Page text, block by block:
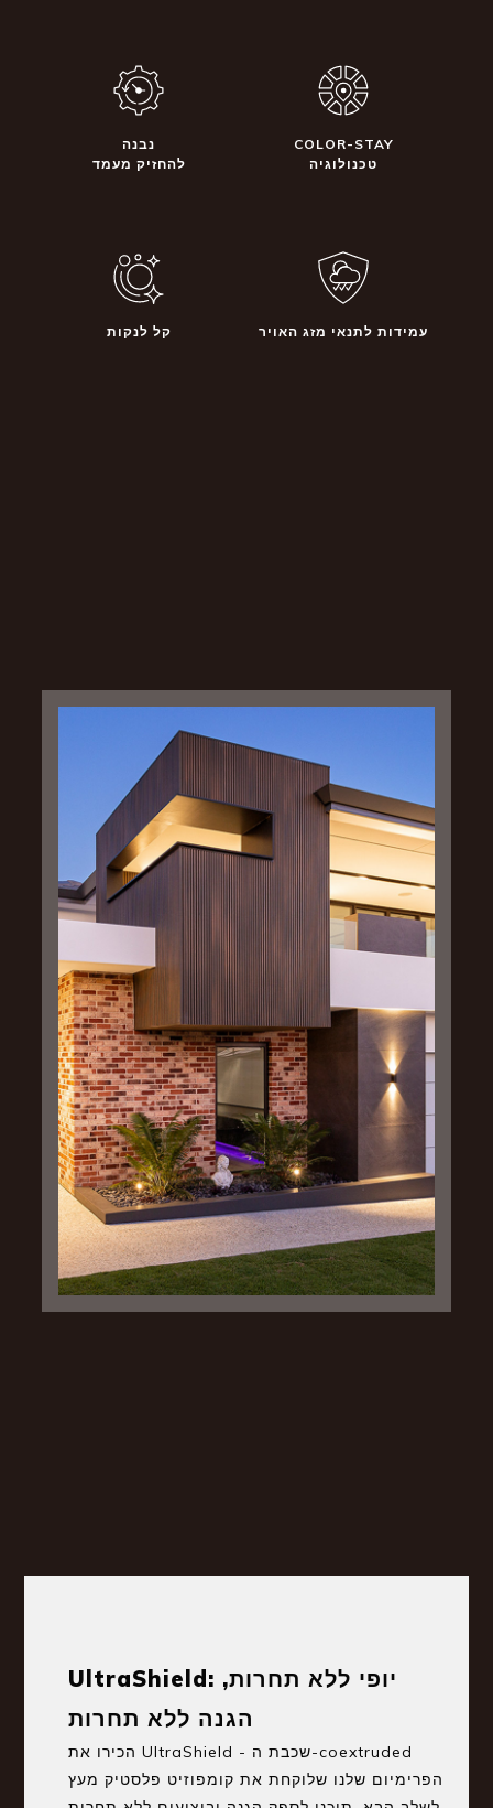
נבנה
להחזיק מעמד
COLOR-STAY
טכנולוגיה
קל לנקות עמידות לתנאי מזג האויר
UltraShield: יופי ללא תחרות,
הגנה ללא תחרות
הכירו את UltraShield - שכבת ה-coextruded
הפרימיום שלנו שלוקחת את קומפוזיט פלסטיק מעץ